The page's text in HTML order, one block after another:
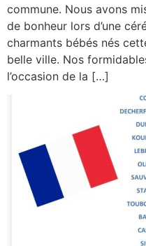
commune. Nous avons
de bonheur lors d’une
charmants bébés nés
belle ville. Nos
l’occasion de la […]